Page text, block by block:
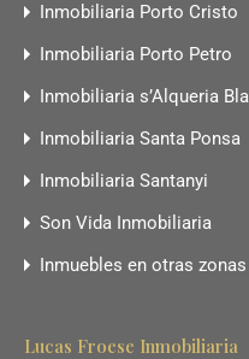
Inmobiliaria Porto Cristo
Inmobiliaria Porto Petro
Inmobiliaria s’Alqueria
Inmobiliaria Santa Ponsa
Inmobiliaria Santanyi
Son Vida Inmobiliaria
Inmuebles en otras zonas
Lucas Froese Inmobiliaria